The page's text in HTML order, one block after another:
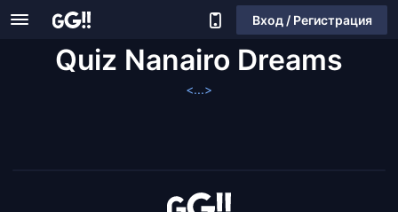
Вход / Регистрация
Quiz Nanairo Dreams
<...>